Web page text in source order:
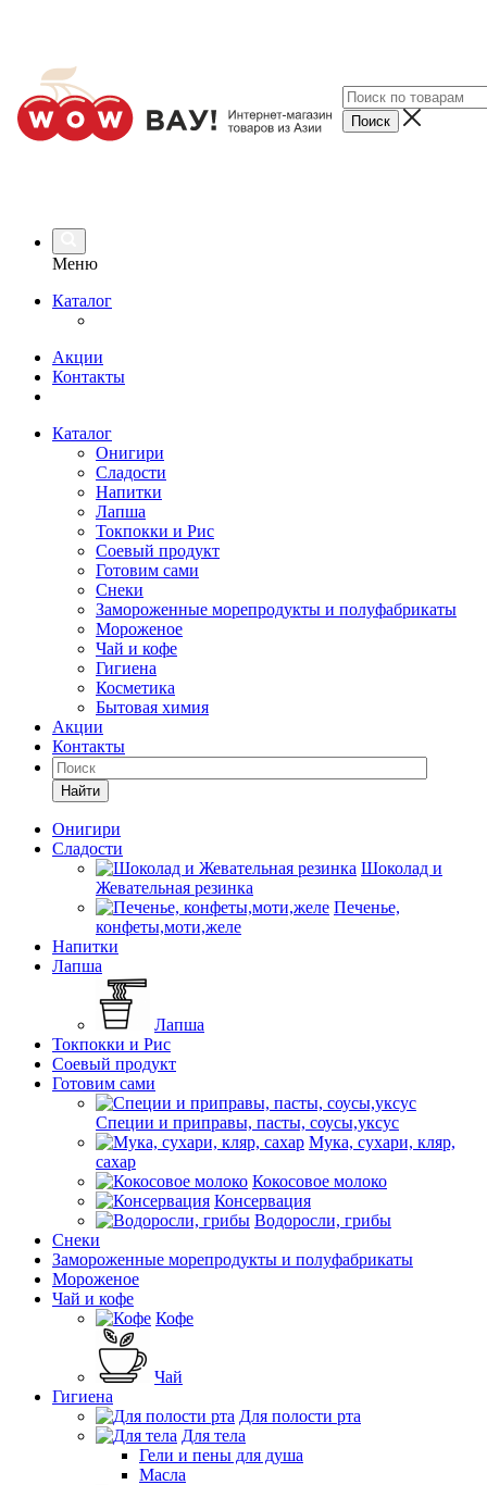
Меню
Каталог
Акции
Контакты
Каталог
Онигири
Сладости
Напитки
Лапша
Токпокки и Рис
Соевый продукт
Готовим сами
Снеки
Замороженные морепродукты и полуфабрикаты
Мороженое
Чай и кофе
Гигиена
Косметика
Бытовая химия
Акции
Контакты
Найти
Онигири
Сладости
Шоколад и
Жевательная резинка
Печенье,
конфеты,моти,желе
Напитки
Лапша
Лапша
Токпокки и Рис
Соевый продукт
Готовим сами
Специи и приправы, пасты, соусы,уксус
Мука, сухари, кляр,
сахар
Кокосовое молоко
Консервация
Водоросли, грибы
Снеки
Замороженные морепродукты и полуфабрикаты
Мороженое
Чай и кофе
Кофе
Чай
Гигиена
Для полости рта
Для тела
Гели и пены для душа
Масла